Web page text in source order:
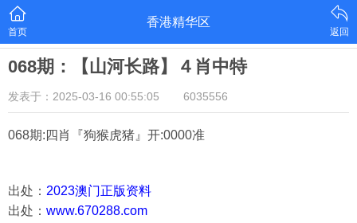
首页
香港精华区
返回
068期：【山河长路】４肖中特
发表于：2025-03-16 00:55:05 6035556
068期:四肖『狗猴虎猪 』开:0000准
出处： 2023澳门正版资料
出处： www.670288.com